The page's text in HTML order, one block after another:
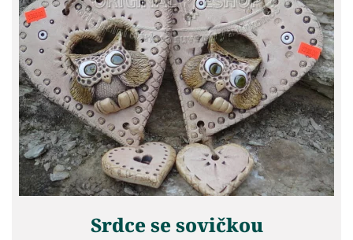
Srdce se sovičkou